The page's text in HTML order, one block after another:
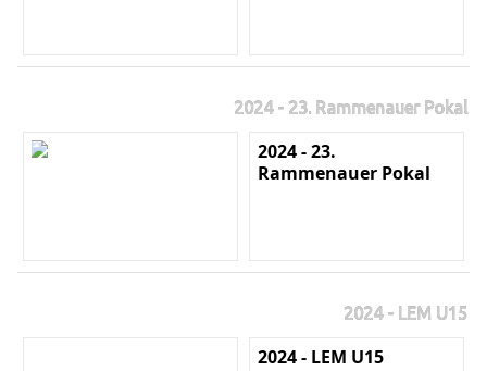
2024 - 23. Rammenauer Pokal
2024 - 23.
Rammenauer Pokal
2024 - LEM U15
2024 - LEM U15